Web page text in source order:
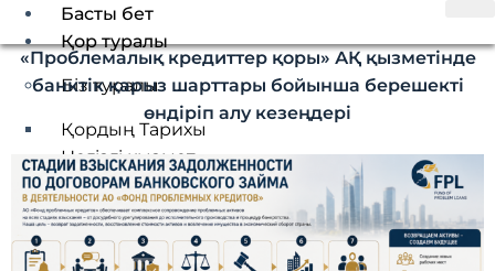
Басты бет
Қор туралы
Біз туралы
Қордың Тарихы
Негізгі қызмет
Миссиясы. Пайымдауы
Стратегиялық бағыттар
Ұйымдастыру құрылымы
«Проблемалық кредиттер қоры» АҚ қызметінде
банктік қарыз шарттары бойынша берешекті
өндіріп алу кезеңдері